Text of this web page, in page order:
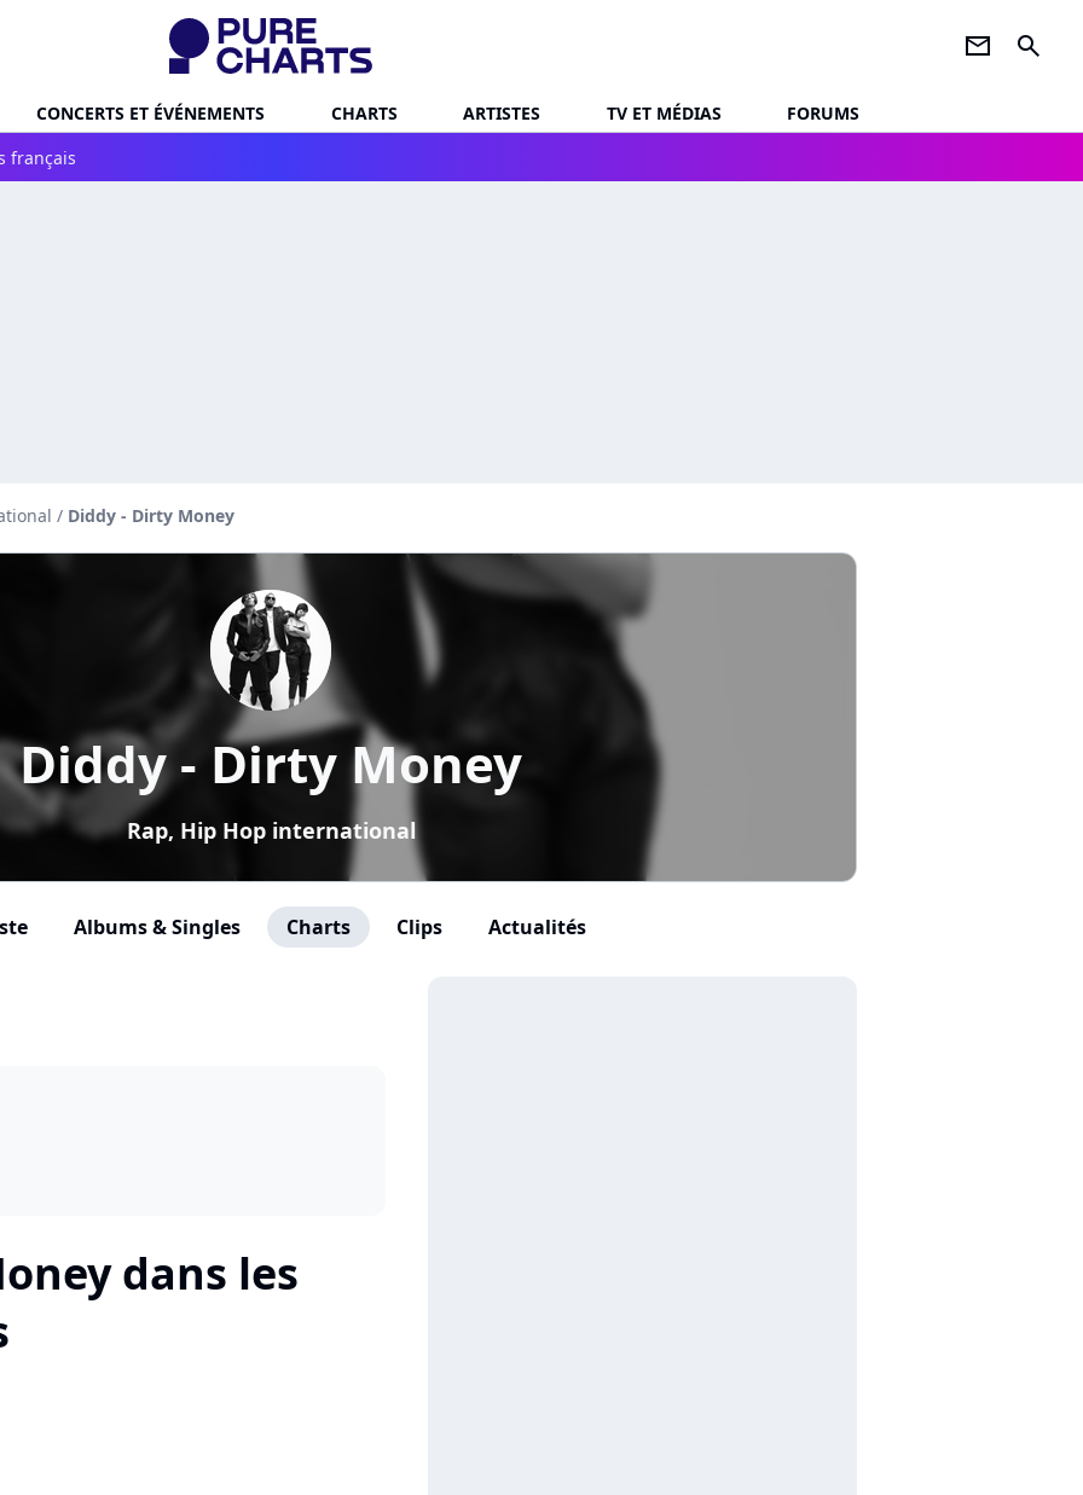
newsletter search
CONCERTS ET ÉVÉNEMENTS CHARTS ARTISTES TV ET MÉDIAS
FORUMS
français
/ Diddy - Dirty Money
Diddy - Dirty Money
Rap, Hip Hop international
Albums & Singles Charts Clips Actualités
dans les